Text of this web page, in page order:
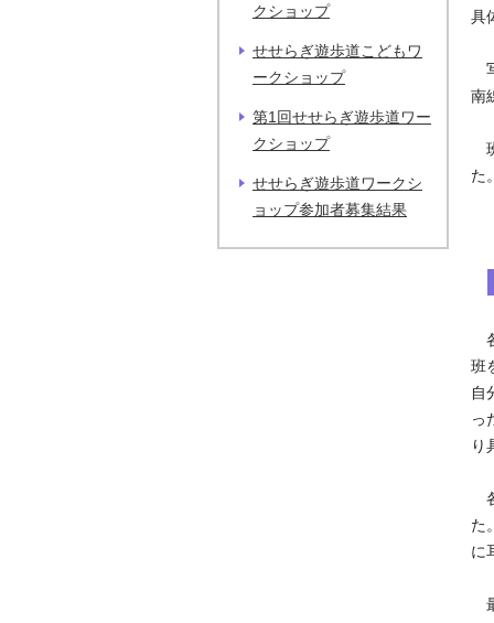
具
南
た
班
自
っ
り
た
に
クショップ
せせらぎ遊歩道こどもワ
ークショップ
第1回せせらぎ遊歩道ワー
クショップ
せせらぎ遊歩道ワークシ
ョップ参加者募集結果